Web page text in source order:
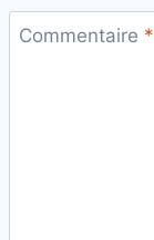
Commentaire *